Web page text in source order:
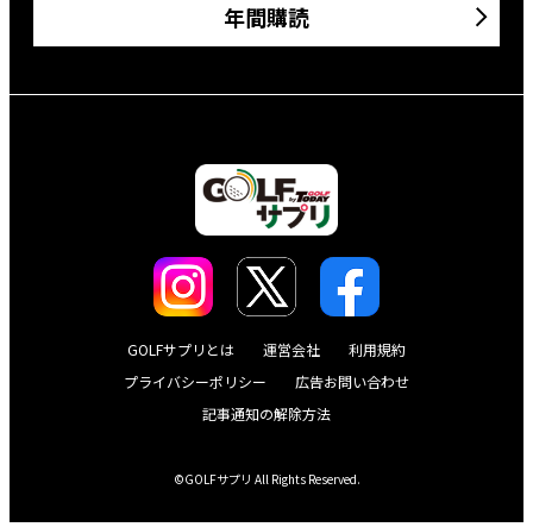
年間購読
GOLFサプリとは 運営会社
利用規約
プライバシーポリシー
広告お問い合わせ
記事通知の解除方法
©GOLFサプリ All Rights Reserved.